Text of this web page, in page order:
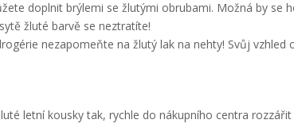
doplnit brýlemi se žlutými obrubami. Možná by se
žluté barvě se neztratíte!
nezapomeňte na žlutý lak na nehty! Svůj vzhled
letní kousky tak, rychle do nákupního centra